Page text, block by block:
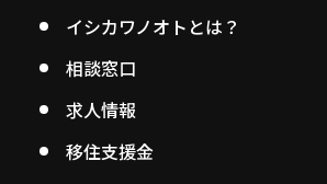
イシカワノオトとは？
相談窓口
求人情報
移住支援金